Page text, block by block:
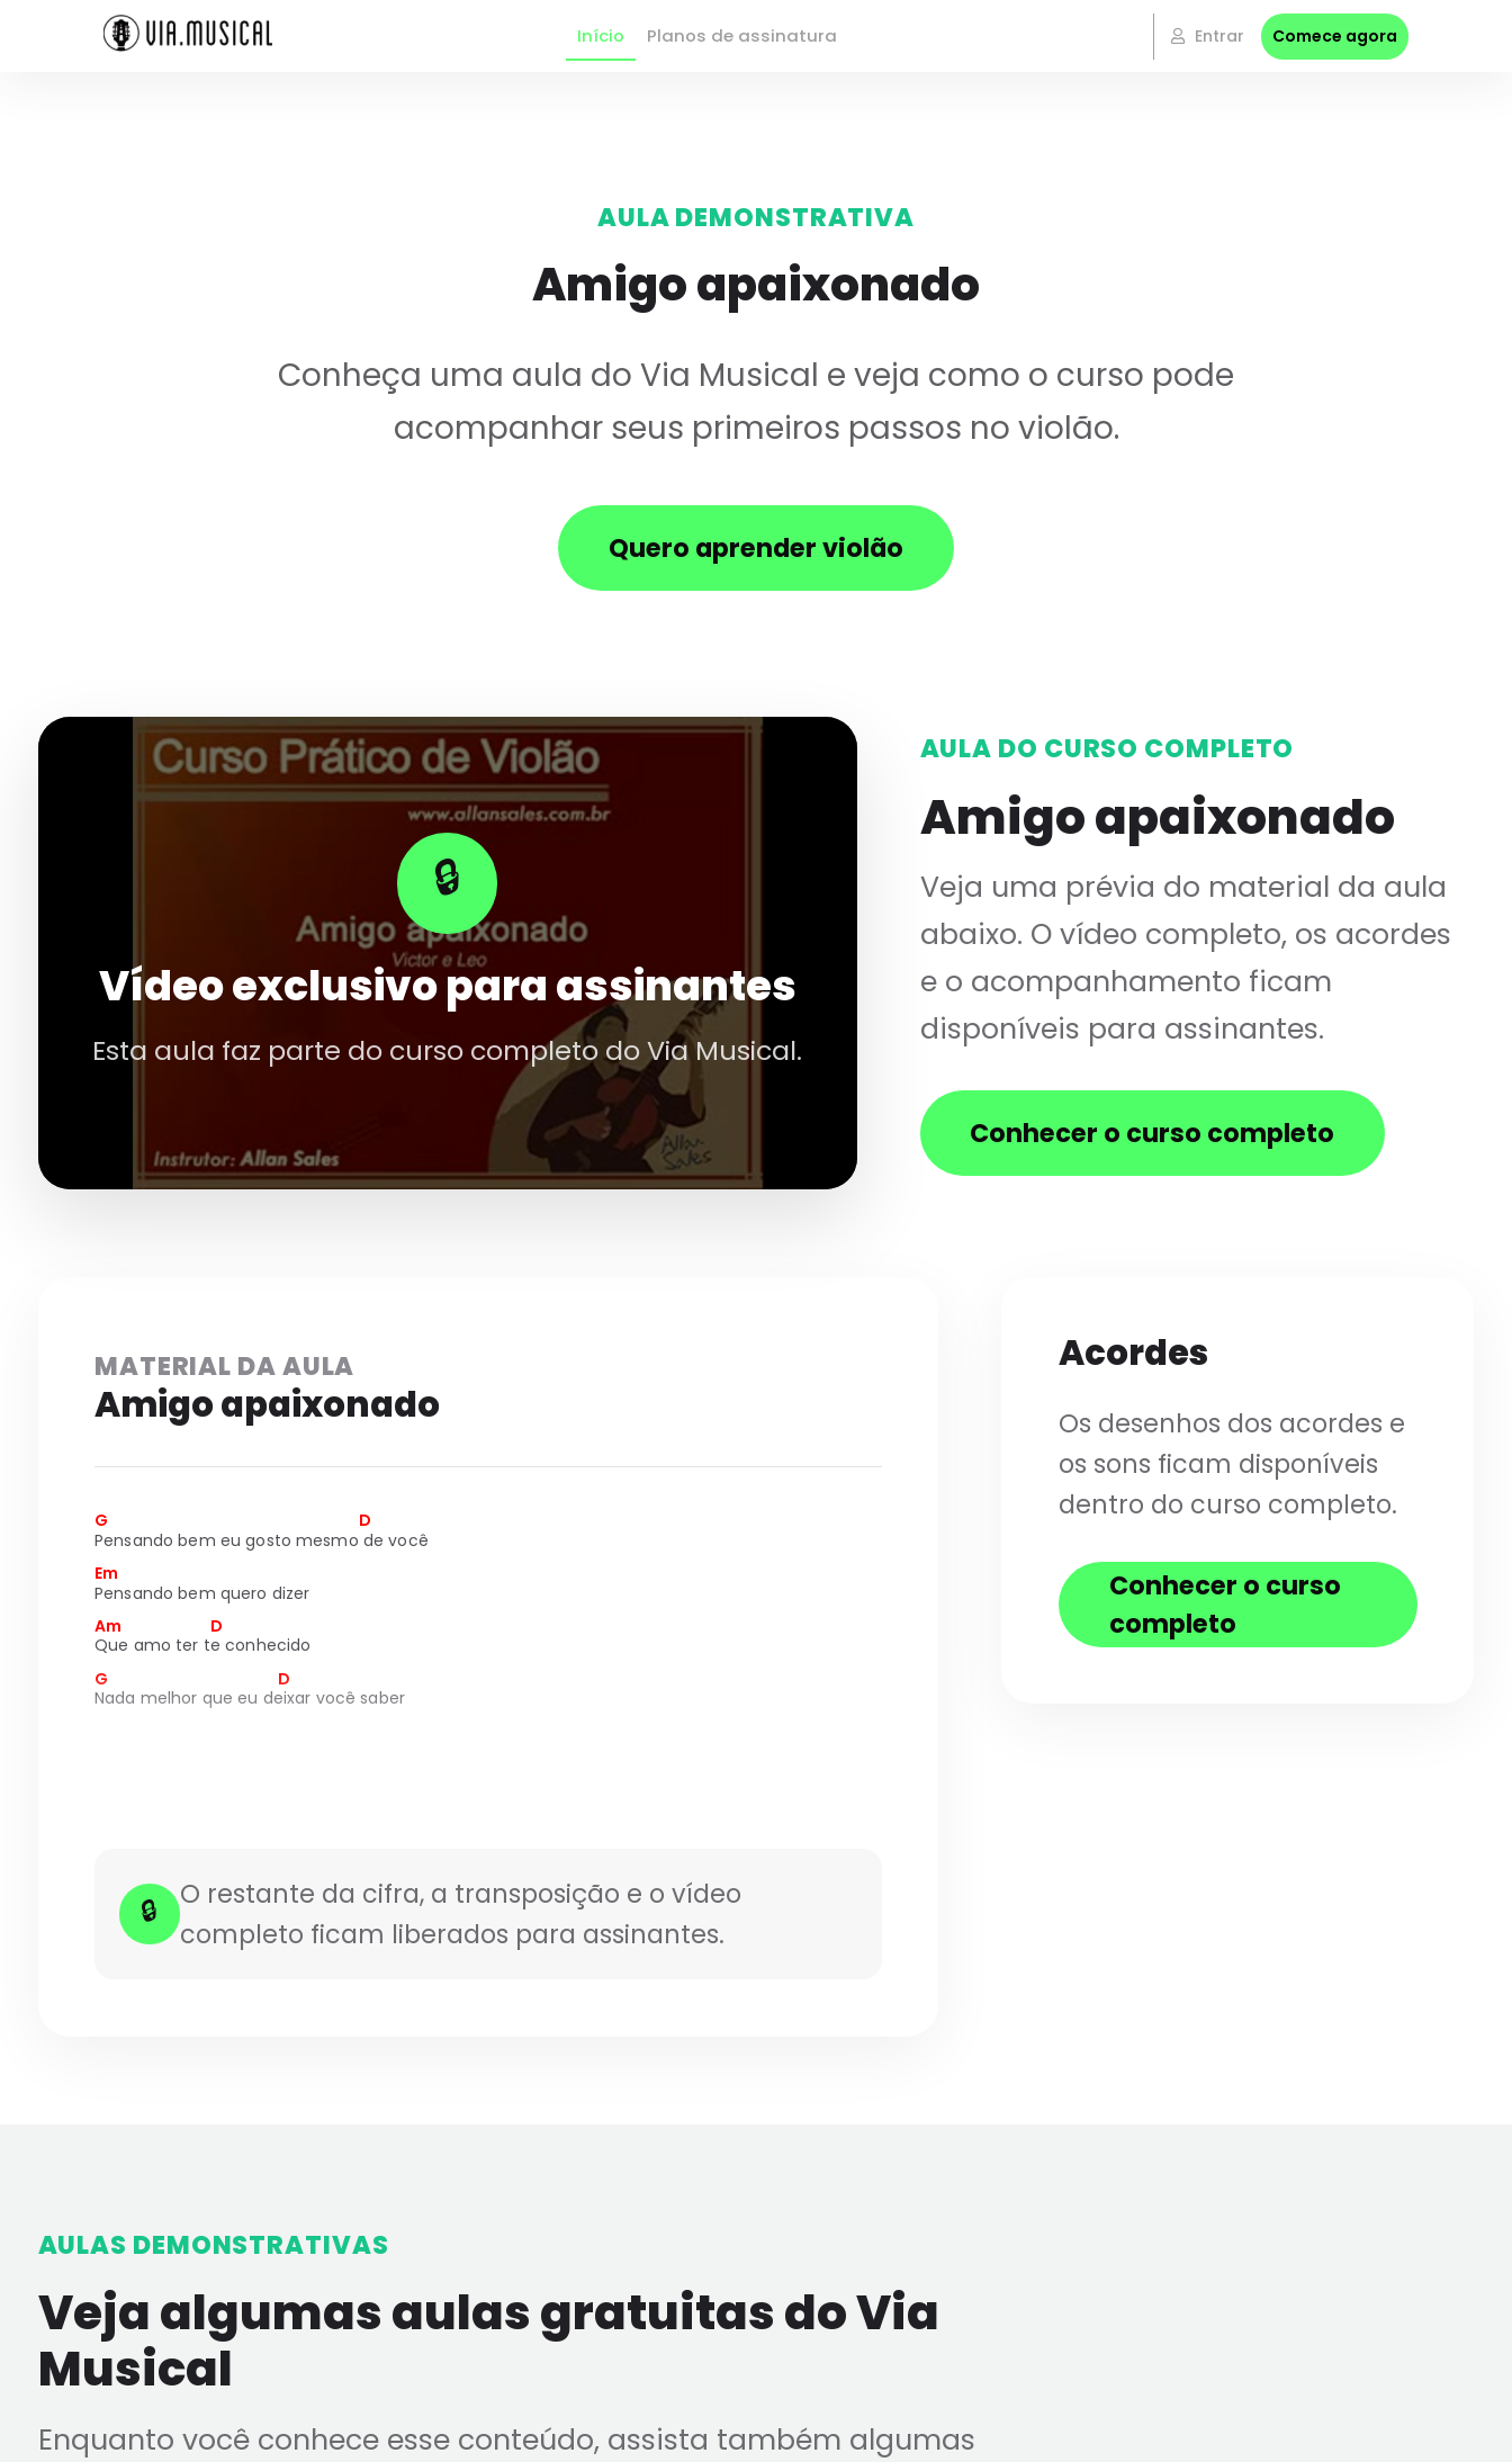
Início Planos de assinatura Entrar Comece agora
AULA DEMONSTRATIVA
Amigo apaixonado
Conheça uma aula do Via Musical e veja como o curso pode
acompanhar seus primeiros passos no violão.
Quero aprender violão
🔒
Vídeo exclusivo para assinantes
Esta aula faz parte do curso completo do Via Musical.
AULA DO CURSO COMPLETO
Amigo apaixonado
Veja uma prévia do material da aula
abaixo. O vídeo completo, os acordes
e o acompanhamento ficam
disponíveis para assinantes.
Conhecer o curso completo
MATERIAL DA AULA
Amigo apaixonado
G                                                                       D
Pensando bem eu gosto mesmo de você
Em
Pensando bem quero dizer
Am                         D
Que amo ter te conhecido
G                                                D
Nada melhor que eu deixar você saber
🔒
O restante da cifra, a transposição e o vídeo
completo ficam liberados para assinantes.
Acordes
Os desenhos dos acordes e
os sons ficam disponíveis
dentro do curso completo.
Conhecer o curso
completo
AULAS DEMONSTRATIVAS
Veja algumas aulas gratuitas do Via
Musical
Enquanto você conhece esse conteúdo, assista também algumas